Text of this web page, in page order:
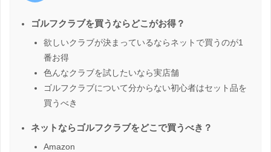
ゴルフクラブを買うならどこがお得？
欲しいクラブが決まっているならネットで買うのが1
番お得
色んなクラブを試したいなら実店舗
ゴルフクラブについて分からない初心者はセット品を
買うべき
ネットならゴルフクラブをどこで買うべき？
Amazon